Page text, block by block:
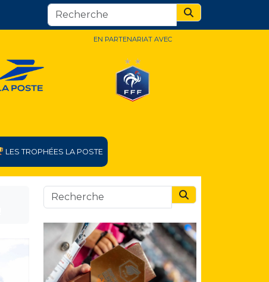
Search
EN PARTENARIAT AVEC
LES TROPHÉES LA POSTE
Search